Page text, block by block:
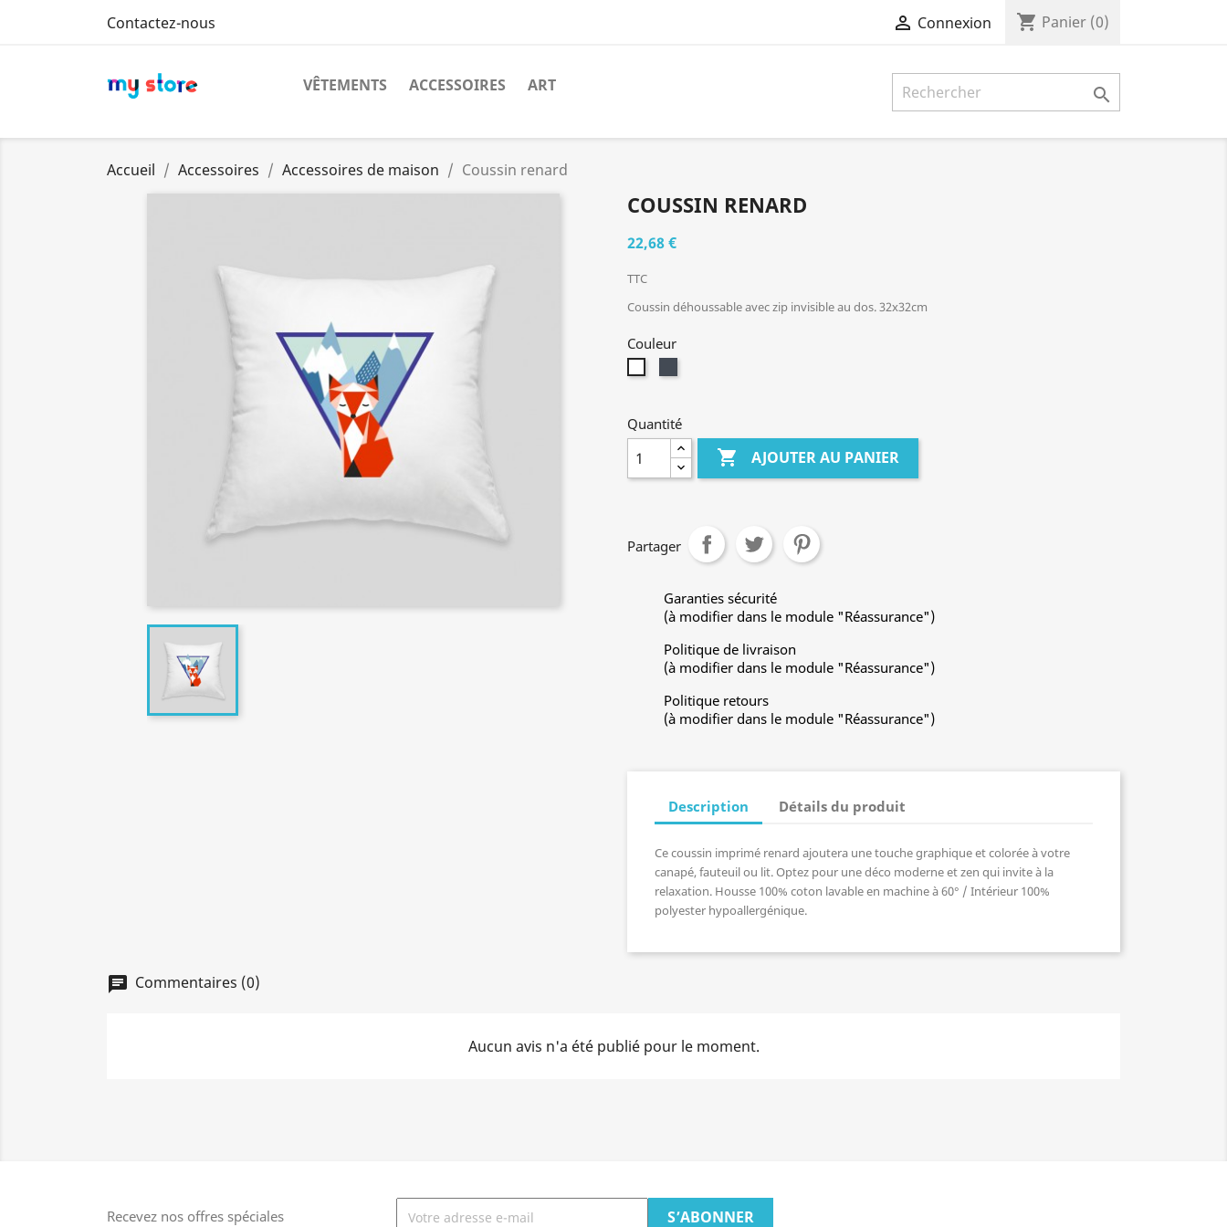
Contactez-nous  Connexion shopping_cart Panier (0)
VÊTEMENTS ACCESSOIRES ART 
Accueil Accessoires Accessoires de maison Coussin renard
COUSSIN RENARD
22,68 €
TTC
Coussin déhoussable avec zip invisible au dos. 32x32cm
Couleur
Quantité
 AJOUTER AU PANIER
Partager
Garanties sécurité
(à modifier dans le module "Réassurance")
Politique de livraison
(à modifier dans le module "Réassurance")
Politique retours
(à modifier dans le module "Réassurance")
Description Détails du produit
Ce coussin imprimé renard ajoutera une touche graphique et colorée à votre
canapé, fauteuil ou lit. Optez pour une déco moderne et zen qui invite à la
relaxation. Housse 100% coton lavable en machine à 60° / Intérieur 100%
polyester hypoallergénique.
chat Commentaires (0)
Aucun avis n'a été publié pour le moment.
Recevez nos offres spéciales